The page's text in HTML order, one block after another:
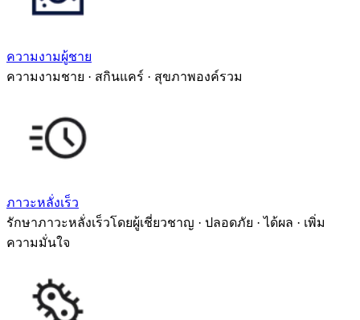
ความงามผู้ชาย
ความงามชาย · สกินแคร์ · สุขภาพองค์รวม
ภาวะหลั่งเร็ว
รักษาภาวะหลั่งเร็วโดยผู้เชี่ยวชาญ · ปลอดภัย · ได้ผล · เพิ่ม
ความมั่นใจ